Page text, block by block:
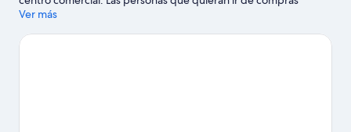
pueden visitar Centro comercial y turístico The Linq y Centro
deseen conocer los puntos de interés más famosos del área
Ver más